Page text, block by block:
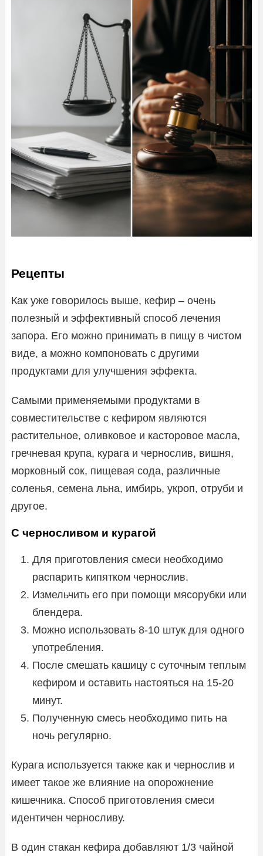
Рецепты
Как уже говорилось выше, кефир – очень
полезный и эффективный способ лечения
запора. Его можно принимать в пищу в чистом
виде, а можно компоновать с другими
продуктами для улучшения эффекта.
Самыми применяемыми продуктами в
совместительстве с кефиром являются
растительное, оливковое и касторовое масла,
гречневая крупа, курага и чернослив, вишня,
морковный сок, пищевая сода, различные
соленья, семена льна, имбирь, укроп, отруби и
другое.
С черносливом и курагой
Для приготовления смеси необходимо
распарить кипятком чернослив.
Измельчить его при помощи мясорубки или
блендера.
Можно использовать 8-10 штук для одного
употребления.
После смешать кашицу с суточным теплым
кефиром и оставить настояться на 15-20
минут.
Полученную смесь необходимо пить на
ночь регулярно.
Курага используется также как и чернослив и
имеет такое же влияние на опорожнение
кишечника. Способ приготовления смеси
идентичен черносливу.
В один стакан кефира добавляют 1/3 чайной